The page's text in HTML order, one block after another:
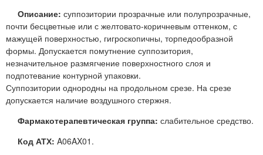
Описание: суппозитории прозрачные или полупрозрачные,
почти бесцветные или с желтовато-коричневым оттенком, с
мажущей поверхностью, гигроскопичны, торпедообразной
формы. Допускается помутнение суппозитория,
незначительное размягчение поверхностного слоя и
подпотевание контурной упаковки.
Суппозитории однородны на продольном срезе. На срезе
допускается наличие воздушного стержня.
Фармакотерапевтическая группа: слабительное средство.
Код АТХ: A06AX01.